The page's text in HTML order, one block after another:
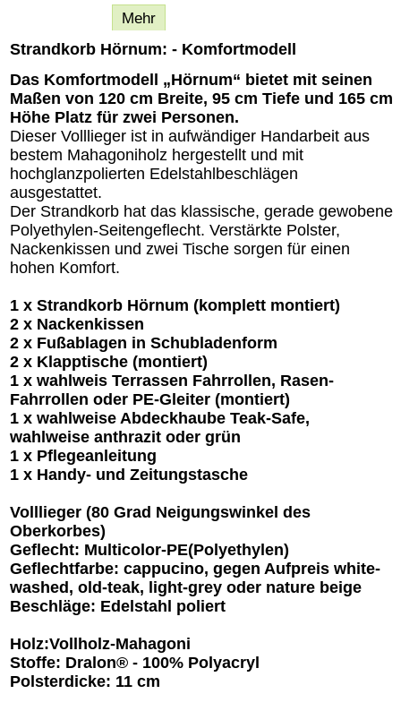
Mehr
Strandkorb Hörnum: - Komfortmodell
Das Komfortmodell „Hörnum“ bietet mit seinen
Maßen von 120 cm Breite, 95 cm Tiefe und 165 cm
Höhe Platz für zwei Personen.
Dieser Volllieger ist in aufwändiger Handarbeit aus
bestem Mahagoniholz hergestellt und mit
hochglanzpolierten Edelstahlbeschlägen
ausgestattet.
Der Strandkorb hat das klassische, gerade gewobene
Polyethylen-Seitengeflecht. Verstärkte Polster,
Nackenkissen und zwei Tische sorgen für einen
hohen Komfort.
1 x Strandkorb Hörnum (komplett montiert)
2 x Nackenkissen
2 x Fußablagen in Schubladenform
2 x Klapptische (montiert)
1 x wahlweis Terrassen Fahrrollen, Rasen-
Fahrrollen oder PE-Gleiter (montiert)
1 x wahlweise Abdeckhaube Teak-Safe,
wahlweise anthrazit oder grün
1 x Pflegeanleitung
1 x Handy- und Zeitungstasche
Volllieger (80 Grad Neigungswinkel des
Oberkorbes)
Geflecht: Multicolor-PE(Polyethylen)
Geflechtfarbe: cappucino, gegen Aufpreis white-
washed, old-teak, light-grey oder nature beige
Beschläge: Edelstahl poliert
Holz:Vollholz-Mahagoni
Stoffe: Dralon® - 100% Polyacryl
Polsterdicke: 11 cm